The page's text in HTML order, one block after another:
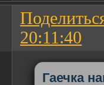
20:11:40
Гаечка